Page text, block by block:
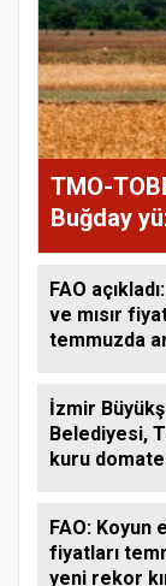
TMO-
Buğday
FAO
ve mısır
temmuzda
İzmir
Belediyesi,
kuru
FAO: Koyun
fiyatları
yeni rekor